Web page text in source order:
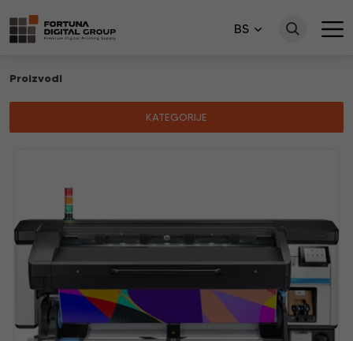
BS
Proizvodi
KATEGORIJE